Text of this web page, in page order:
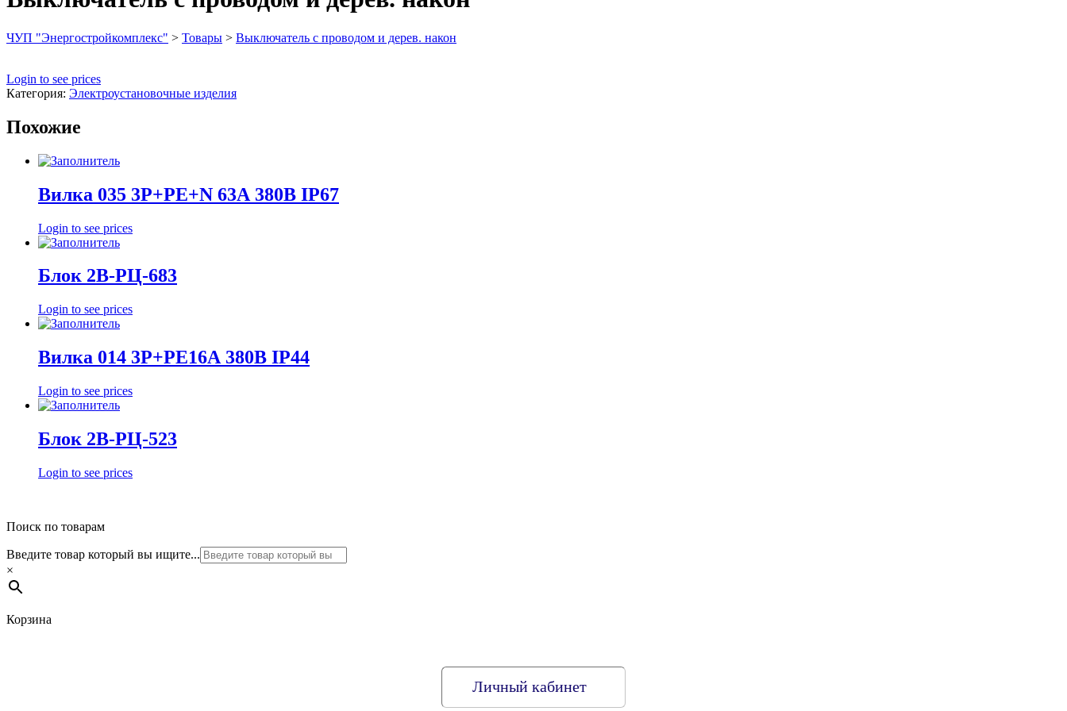
ЧУП "Энергостройкомплекс" > Товары > Выключатель с проводом и дерев. након
Login to see prices
Категория: Электроустановочные изделия
Похожие
Вилка 035 3Р+РЕ+N 63А 380В IP67
Login to see prices
Блок 2В-РЦ-683
Login to see prices
Вилка 014 3Р+РЕ16А 380В IP44
Login to see prices
Блок 2В-РЦ-523
Login to see prices
Поиск по товарам
Введите товар который вы ищите...
×
Корзина
Личный кабинет